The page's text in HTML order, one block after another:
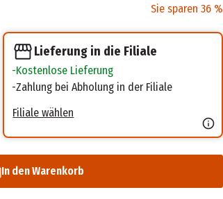
Sie sparen 36 %
Lieferung in die Filiale
Kostenlose Lieferung
Zahlung bei Abholung in der Filiale
Filiale wählen
In den Warenkorb